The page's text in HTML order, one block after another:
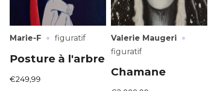
Marie-F · figuratif
Posture à l'arbre
€249,99
Valerie Maugeri ·
figuratif
Chamane